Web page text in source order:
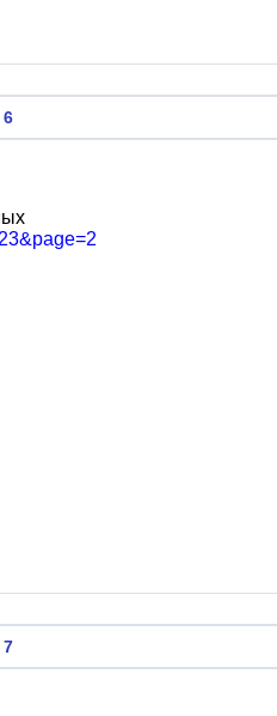
6
7